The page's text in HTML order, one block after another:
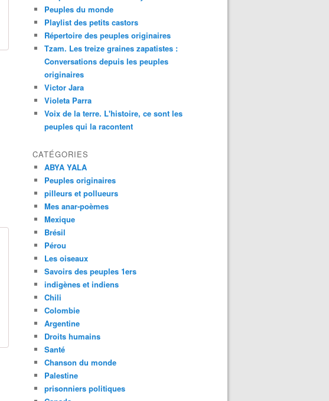
Peuples du monde
Playlist des petits castors
Répertoire des peuples originaires
Tzam. Les treize graines zapatistes :
Conversations depuis les peuples
originaires
Victor Jara
Violeta Parra
Voix de la terre. L'histoire, ce sont les
peuples qui la racontent
CATÉGORIES
ABYA YALA
Peuples originaires
pilleurs et pollueurs
Mes anar-poèmes
Mexique
Brésil
Pérou
Les oiseaux
Savoirs des peuples 1ers
indigènes et indiens
Chili
Colombie
Argentine
Droits humains
Santé
Chanson du monde
Palestine
prisonniers politiques